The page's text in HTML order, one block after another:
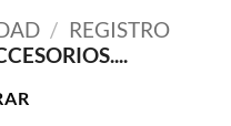
/ REGISTRO